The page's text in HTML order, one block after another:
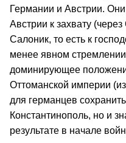
Германии и Австрии.
Австрии к захвату
Салоник, то есть к
менее явном
доминирующее
Оттоманской империи
для германцев
Константинополь, но и
результате в начале